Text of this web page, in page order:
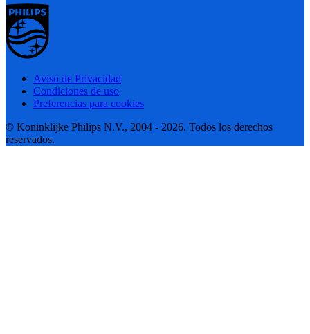
Aviso de Privacidad
Condiciones de uso
Preferencias para cookies
© Koninklijke Philips N.V., 2004 - 2026. Todos los derechos
reservados.